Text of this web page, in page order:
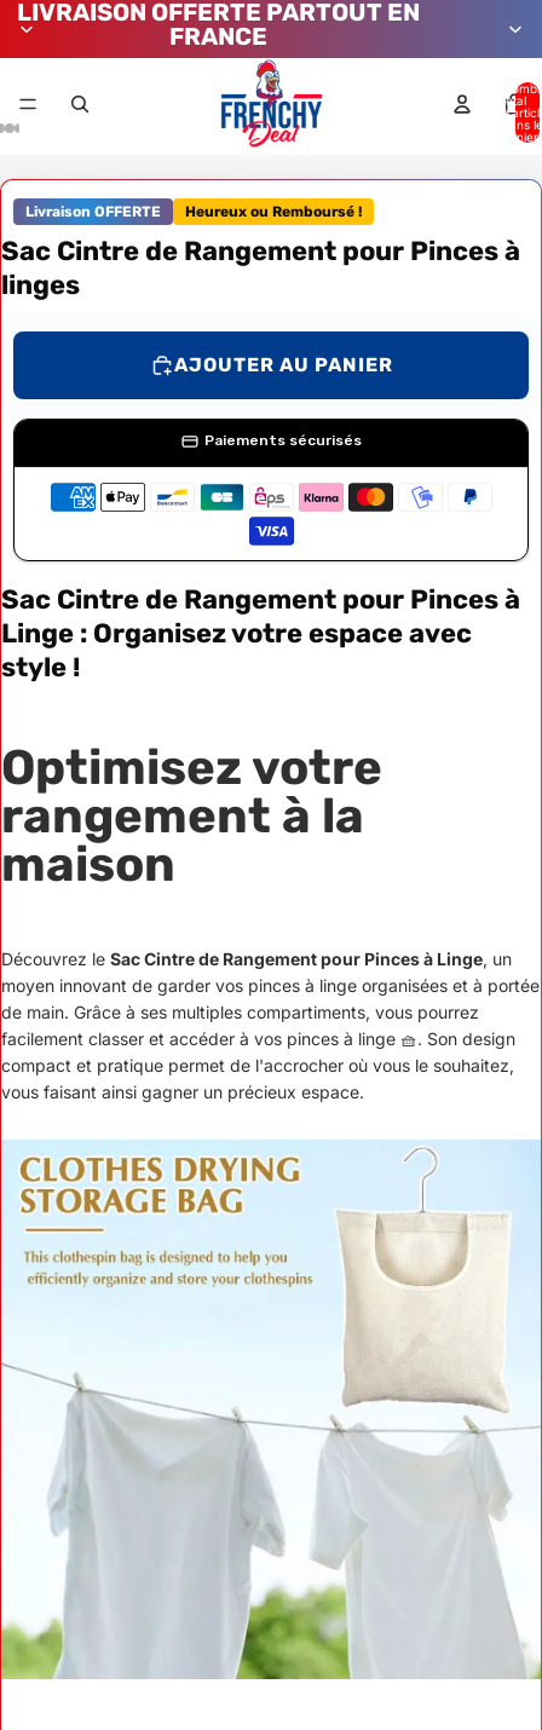
LIVRAISON OFFERTE PARTOUT EN
FRANCE
total
dans le
Livraison OFFERTE Heureux ou Remboursé !
Sac Cintre de Rangement pour Pinces à
linges
AJOUTER AU PANIER
Paiements sécurisés
Sac Cintre de Rangement pour Pinces à
Linge : Organisez votre espace avec
style !
Optimisez votre
rangement à la
maison
Découvrez le Sac Cintre de Rangement pour Pinces à Linge, un
moyen innovant de garder vos pinces à linge organisées et à portée
de main. Grâce à ses multiples compartiments, vous pourrez
facilement classer et accéder à vos pinces à linge 🧺. Son design
compact et pratique permet de l'accrocher où vous le souhaitez,
vous faisant ainsi gagner un précieux espace.